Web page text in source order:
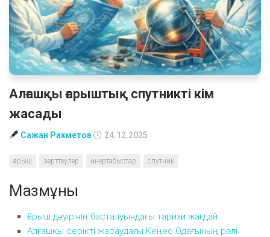
Алғашқы ғарыштық спутникті кім
жасады
Сажан Рахметов 24.12.2025
ғарыш зерттеулер өнертабыстар спутник
Мазмұны
Ғарыш дәуірінің басталуындағы тарихи жағдай
Алғашқы серікті жасаудағы Кеңес Одағының рөлі